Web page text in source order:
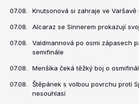
07.08. Knutsonová si zahraje ve Varšavě
07.08. Alcaraz se Sinnerem prokazují
07.08.
Valdmannová po osmi zápasech
semifinále
07.08. Menšíka čeká těžký boj o
07.08.
Štěpánek s volbou povrchu proti
nesouhlasí